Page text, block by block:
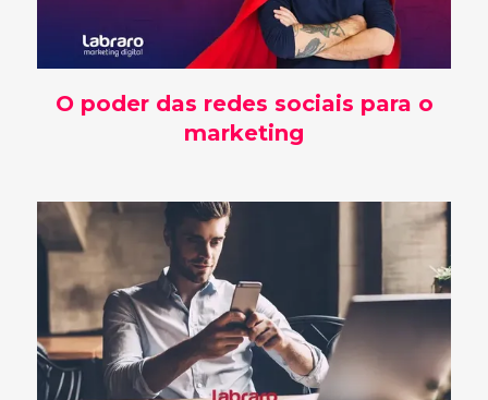
O poder das redes sociais para o
marketing